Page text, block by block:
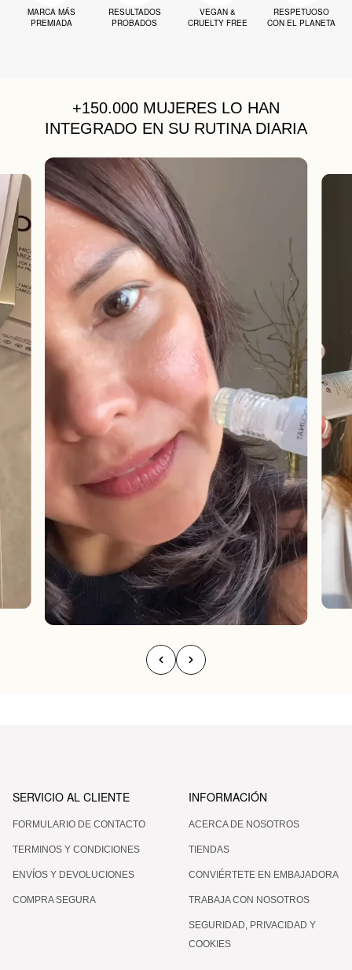
MARCA MÁS
PREMIADA
RESULTADOS
PROBADOS
VEGAN &
CRUELTY FREE
RESPETUOSO
CON EL PLANETA
+150.000 MUJERES LO HAN
INTEGRADO EN SU RUTINA DIARIA
SERVICIO AL CLIENTE
FORMULARIO DE CONTACTO
TERMINOS Y CONDICIONES
ENVÍOS Y DEVOLUCIONES
COMPRA SEGURA
INFORMACIÓN
ACERCA DE NOSOTROS
TIENDAS
CONVIÉRTETE EN EMBAJADORA
TRABAJA CON NOSOTROS
SEGURIDAD, PRIVACIDAD Y
COOKIES